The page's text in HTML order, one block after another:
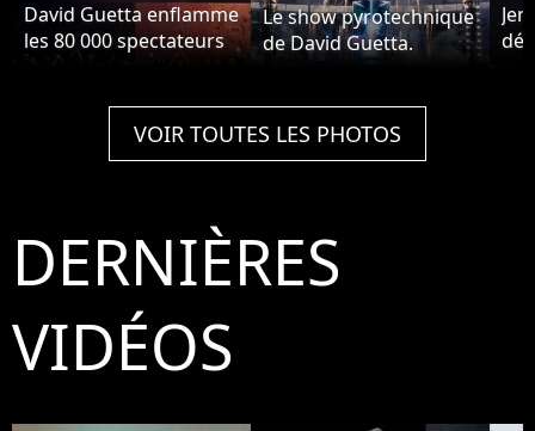
David Guetta enflamme
les 80 000 spectateurs
parisiens avec ses
Le show pyrotechnique
de David Guetta.
VOIR TOUTES LES PHOTOS
DERNIÈRES
VIDÉOS